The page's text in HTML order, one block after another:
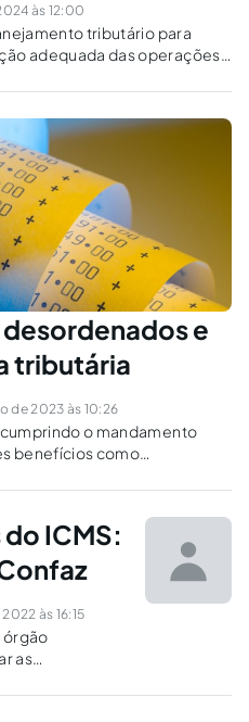
às 12:00
tributário para
adequada das operações
e
tributária
de 2023 às 10:26
o mandamento
benefícios como
República.
ICMS:
às 16:15
órgão
as